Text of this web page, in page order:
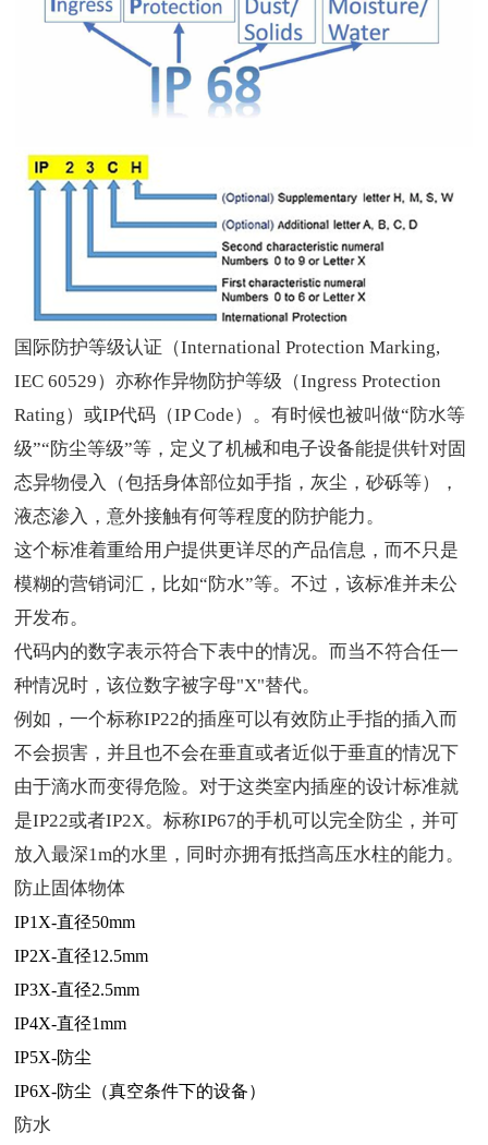
国际防护等级认证 （International Protection Marking,
IEC 60529）亦称作异物防护等级 （Ingress Protection
Rating）或IP代码 （IP Code）。有时候也被叫做“防水等
级”“防尘等级”等，定义了机械和电子设备能提供针对固
态异物侵入（包括身体部位如手指，灰尘，砂砾等），
液态渗入，意外接触有何等程度的防护能力。
这个标准着重给用户提供更详尽的产品信息，而不只是
模糊的营销词汇，比如“防水”等。不过，该标准并未公
开发布。
代码内的数字表示符合下表中的情况。而当不符合任一
种情况时，该位数字被字母"X"替代。
例如，一个标称IP22的插座可以有效防止手指的插入而
不会损害，并且也不会在垂直或者近似于垂直的情况下
由于滴水而变得危险。对于这类室内插座的设计标准就
是IP22或者IP2X。标称IP67的手机可以完全防尘，并可
放入最深1m的水里，同时亦拥有抵挡高压水柱的能力。
防止固体物体
IP1X-直径50mm
IP2X-直径12.5mm
IP3X-直径2.5mm
IP4X-直径1mm
IP5X-防尘
IP6X-防尘（真空条件下的设备）
防水